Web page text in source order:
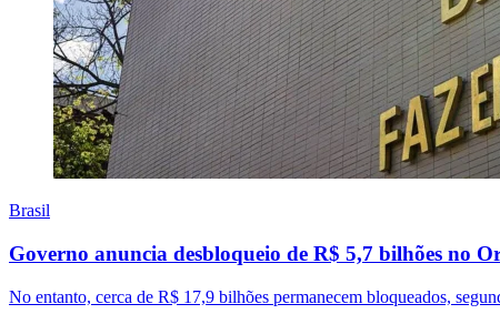
Brasil
Governo anuncia desbloqueio de R$ 5,7 bilhões no
No entanto, cerca de R$ 17,9 bilhões permanecem bloqueados,